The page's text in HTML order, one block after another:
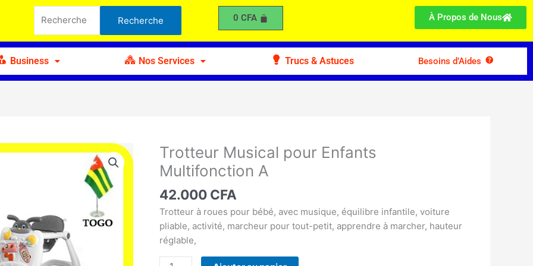
pour :
Recherche 0 CFA À Propos de Nous
Business Nos Services Trucs & Astuces Besoins d’Aides
Trotteur Musical pour Enfants
Multifonction A
42.000 CFA
Trotteur à roues pour bébé, avec musique, équilibre infantile, voiture
pliable, activité, marcheur pour tout-petit, apprendre à marcher, hauteur
réglable,
quantité
de
Trotteur
Musical
pour
Enfants
Multifonction
Multifonction
A